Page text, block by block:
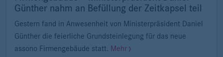
Günther nahm an Befüllung der Zeitkapsel teil
Gestern fand in Anwesenheit von Ministerpräsident Daniel
Günther die feierliche Grundsteinlegung für das neue
assono Firmengebäude statt. Mehr